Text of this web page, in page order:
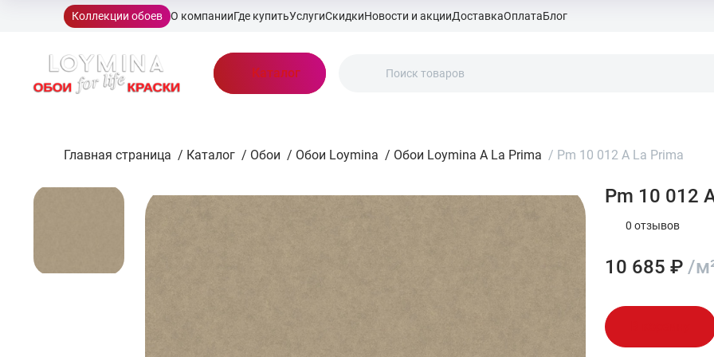
Коллекции обоев О компанииГде купитьУслугиСкидкиНовости и акцииДоставкаОплатаБлог
Каталог
Главная страница / Каталог / Обои / Обои Loymina / Обои Loymina A La Prima / Pm 10 012 A La Prima
Pm 10 012
0 отзывов
10 685 ₽ /